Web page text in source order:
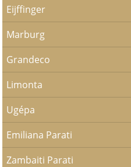
Eijffinger
Marburg
Grandeco
Limonta
Ugépa
Emiliana Parati
Zambaiti Parati